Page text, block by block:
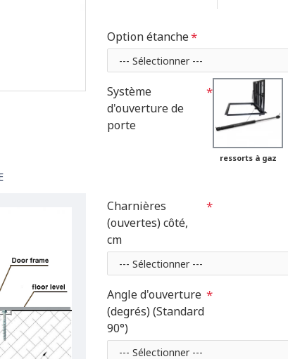
Option étanche
Système
d'ouverture de
porte
ressorts à gaz
Charnières
(ouvertes) côté,
cm
Angle d'ouverture
(degrés) (Standard
90°)